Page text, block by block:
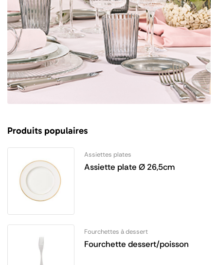
Produits populaires
Assiettes plates
Assiette plate Ø 26,5cm
Fourchettes à dessert
Fourchette dessert/poisson